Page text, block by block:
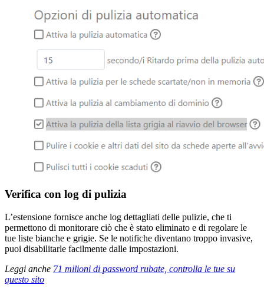
Verifica con log di pulizia
L’estensione fornisce anche log dettagliati delle pulizie, che ti
permettono di monitorare ciò che è stato eliminato e di regolare le
tue liste bianche e grigie. Se le notifiche diventano troppo invasive,
puoi disabilitarle facilmente dalle impostazioni.
Leggi anche 71 milioni di password rubate, controlla le tue su
questo sito